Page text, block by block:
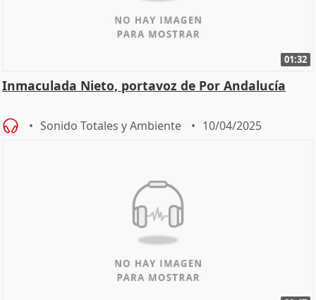
01:32
Inmaculada Nieto, portavoz de Por Andalucía
Sonido Totales y Ambiente 10/04/2025